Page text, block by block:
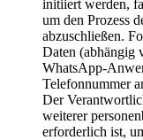
initiiert werden,
um den Prozess
abzuschließen.
Daten (abhängig
WhatsApp-
Telefonnummer
Der
weiterer
erforderlich ist,